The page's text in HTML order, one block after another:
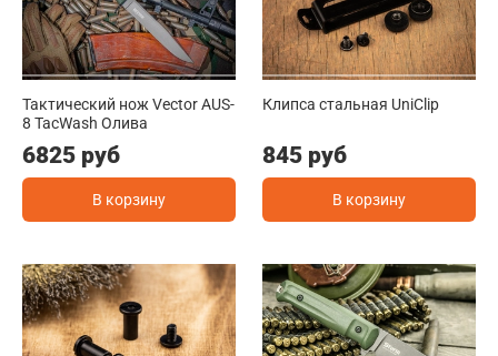
Тактический нож Vector AUS-
8 TacWash Олива
6825 руб
В корзину
Клипса стальная UniClip
845 руб
В корзину